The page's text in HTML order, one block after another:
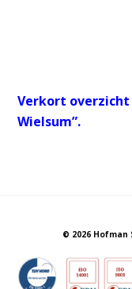
Verkort
Wielsum”.
© 2026 Hofman